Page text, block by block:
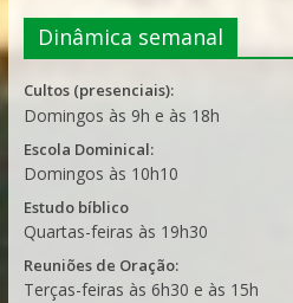
Dinâmica semanal
Cultos (presenciais):
Domingos às 9h e às 18h
Escola Dominical:
Domingos às 10h10
Estudo bíblico
Quartas-feiras às 19h30
Reuniões de Oração:
Terças-feiras às 6h30 e às 15h